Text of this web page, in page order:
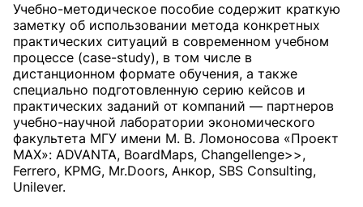
Учебно-методическое пособие содержит краткую
заметку об использовании метода конкретных
практических ситуаций в современном учебном
процессе (case-study), в том числе в
дистанционном формате обучения, а также
специально подготовленную серию кейсов и
практических заданий от компаний — партнеров
учебно-научной лаборатории экономического
факультета МГУ имени М. В. Ломоносова «Проект
МАХ»: ADVANTA, BoardMaps, Changellenge>>,
Ferrero, KPMG, Mr.Doors, Анкор, SBS Consulting,
Unilever.